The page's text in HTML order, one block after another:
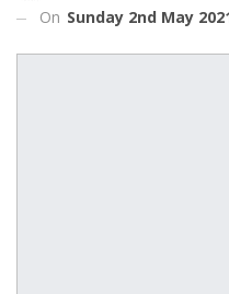
On Sunday 2nd May